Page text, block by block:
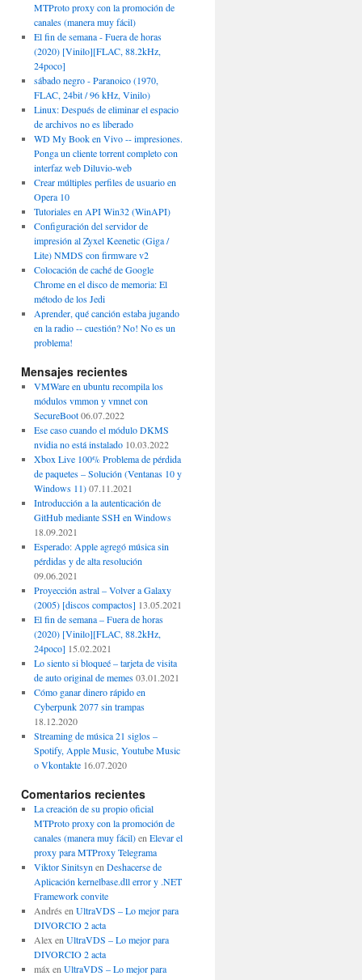
MTProto proxy con la promoción de
canales (manera muy fácil)
El fin de semana - Fuera de horas
(2020) [Vinilo][FLAC, 88.2kHz,
24poco]
sábado negro - Paranoico (1970,
FLAC, 24bit / 96 kHz, Vinilo)
Linux: Después de eliminar el espacio
de archivos no es liberado
WD My Book en Vivo -- impresiones.
Ponga un cliente torrent completo con
interfaz web Diluvio-web
Crear múltiples perfiles de usuario en
Opera 10
Tutoriales en API Win32 (WinAPI)
Configuración del servidor de
impresión al Zyxel Keenetic (Giga /
Lite) NMDS con firmware v2
Colocación de caché de Google
Chrome en el disco de memoria: El
método de los Jedi
Aprender, qué canción estaba jugando
en la radio -- cuestión? No! No es un
problema!
Mensajes recientes
VMWare en ubuntu recompila los
módulos vmmon y vmnet con
SecureBoot 06.07.2022
Ese caso cuando el módulo DKMS
nvidia no está instalado 10.03.2022
Xbox Live 100% Problema de pérdida
de paquetes – Solución (Ventanas 10 y
Windows 11) 07.11.2021
Introducción a la autenticación de
GitHub mediante SSH en Windows
18.09.2021
Esperado: Apple agregó música sin
pérdidas y de alta resolución
09.06.2021
Proyección astral – Volver a Galaxy
(2005) [discos compactos] 13.05.2021
El fin de semana – Fuera de horas
(2020) [Vinilo][FLAC, 88.2kHz,
24poco] 15.02.2021
Lo siento si bloqueé – tarjeta de visita
de auto original de memes 03.01.2021
Cómo ganar dinero rápido en
Cyberpunk 2077 sin trampas
18.12.2020
Streaming de música 21 siglos –
Spotify, Apple Music, Youtube Music
o Vkontakte 16.07.2020
Comentarios recientes
La creación de su propio oficial
MTProto proxy con la promoción de
canales (manera muy fácil)en Elevar el
proxy para MTProxy Telegrama
Viktor Sinitsyn en Deshacerse de
Aplicación kernelbase.dll error y .NET
Framework convite
Andrés en UltraVDS – Lo mejor para
DIVORCIO 2 acta
Alex en UltraVDS – Lo mejor para
DIVORCIO 2 acta
máx en UltraVDS – Lo mejor para